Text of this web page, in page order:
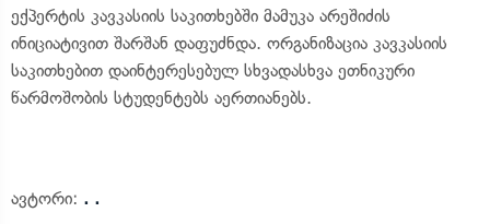
ექპერტის კავკასიის საკითხებში მამუკა არეშიძის
ინიციატივით შარშან დაფუძნდა. ორგანიზაცია კავკასიის
საკითხებით დაინტერესებულ სხვადასხვა ეთნიკური
წარმოშობის სტუდენტებს აერთიანებს.
ავტორი: . .